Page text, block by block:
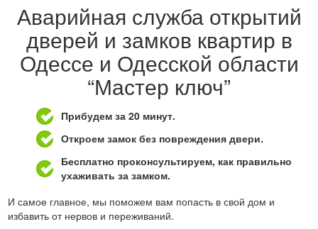
Аварийная служба открытий
дверей и замков квартир в
Одессе и Одесской области
“Мастер ключ”
Прибудем за 20 минут.
Откроем замок без повреждения двери.
Бесплатно проконсультируем, как правильно
ухаживать за замком.
И самое главное, мы поможем вам попасть в свой дом и
избавить от нервов и переживаний.